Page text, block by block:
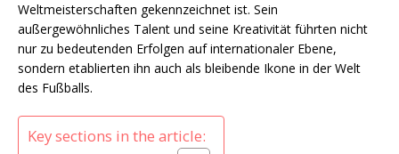
Weltmeisterschaften gekennzeichnet ist. Sein
außergewöhnliches Talent und seine Kreativität führten nicht
nur zu bedeutenden Erfolgen auf internationaler Ebene,
sondern etablierten ihn auch als bleibende Ikone in der Welt
des Fußballs.
Key sections in the article: